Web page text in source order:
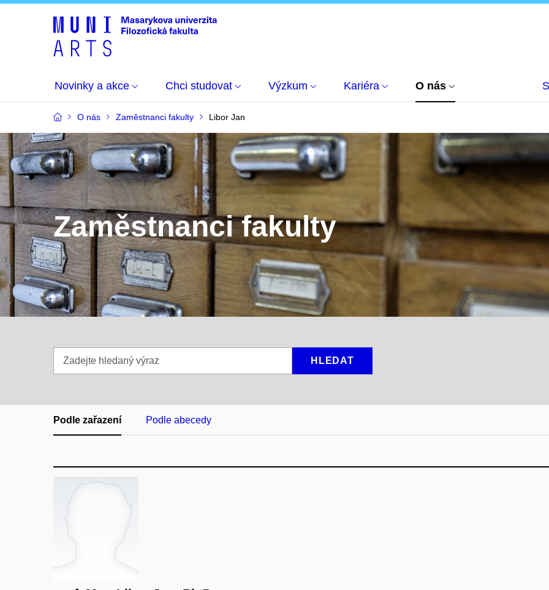
Novinky a akce Chci studovat Výzkum Kariéra O nás
O nás Zaměstnanci fakulty Libor Jan
Zaměstnanci fakulty
hledaný
HLEDAT
Podle zařazení Podle abecedy